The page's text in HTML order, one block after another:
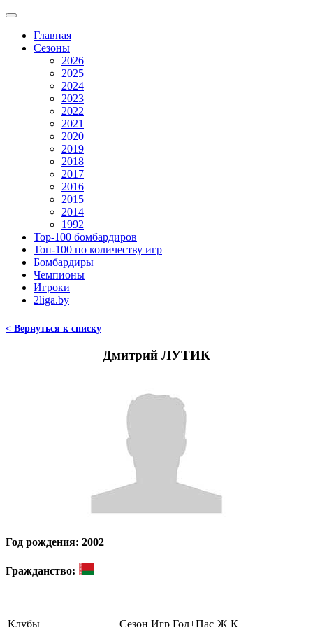
Главная
Сезоны
2026
2025
2024
2023
2022
2021
2020
2019
2018
2017
2016
2015
2014
1992
Top-100 бомбардиров
Топ-100 по количеству игр
Бомбардиры
Чемпионы
Игроки
2liga.by
< Вернуться к списку
Дмитрий ЛУТИК
Год рождения: 2002
Гражданство:
Клубы Сезон Игр Гол+Пас Ж К